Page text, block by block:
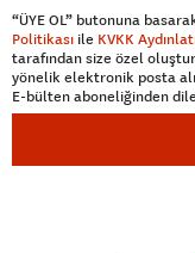
“ÜYE OL” butonuna
Politikası ile KVKK
tarafından size özel
yönelik elektronik posta
E-bülten aboneliğinden